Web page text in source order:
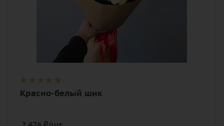
Красно-белый шик